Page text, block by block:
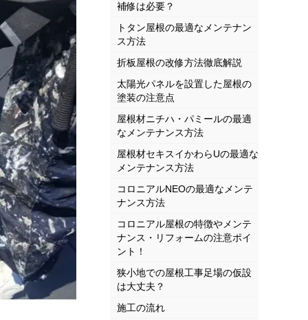
補修は必要？
トタン屋根の最適なメンテナン
ス方法
折板屋根の改修方法徹底解説
太陽光パネルを設置した屋根の
塗装の注意点
屋根材ニチハ・パミールの最適
なメンテナンス方法
屋根材セキスイかわらUの最適な
メンテナンス方法
コロニアルNEOの最適なメンテ
ナンス方法
コロニアル屋根の特徴やメンテ
ナンス・リフォームの注意ポイ
ント！
狭小地での屋根工事足場の仮設
は大丈夫？
施工の流れ